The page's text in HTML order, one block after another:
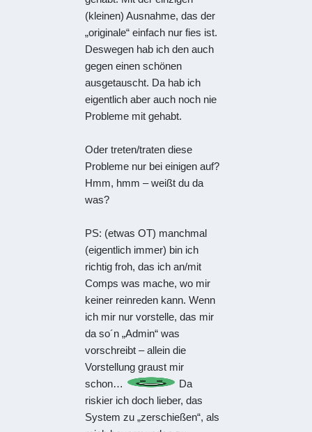
(kleinen) Ausnahme, das der
„originale“ einfach nur fies ist.
Deswegen hab ich den auch
gegen einen schönen
ausgetauscht. Da hab ich
eigentlich aber auch noch nie
Probleme mit gehabt.
Oder treten/traten diese
Probleme nur bei einigen auf?
Hmm, hmm – weißt du da
was?
PS: (etwas OT) manchmal
(eigentlich immer) bin ich
richtig froh, das ich an/mit
Comps was mache, wo mir
keiner reinreden kann. Wenn
ich mir nur vorstelle, das mir
da so´n „Admin“ was
vorschreibt – allein die
Vorstellung graust mir
schon…
Da
riskier ich doch lieber, das
System zu „zerschießen“, als